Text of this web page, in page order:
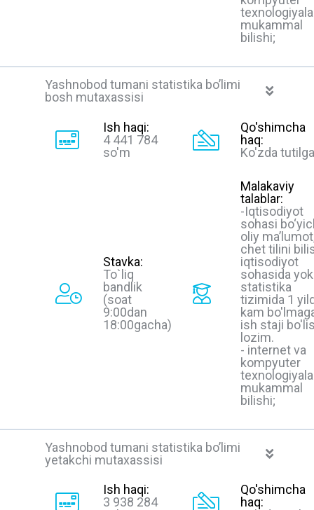
mukammal
bilishi;
Yashnobod tumani statistika bo’limi
bosh mutaxassisi
Ish haqi:
4 441 784
so'm
Qo'shimcha
haq:
Ko'zda
Stavka:
To`liq
bandlik
(soat
9:00dan
18:00gacha)
Malakaviy
talablar:
-Iqtisodiyot
sohasi
oliy
chet tilini
iqtisodiyot
sohasida
statistika
tizimida 1
kam
ish staji
lozim.
- internet va
kompyuter
mukammal
bilishi;
Yashnobod tumani statistika bo’limi
yetakchi mutaxassisi
Ish haqi:
3 938 284
Qo'shimcha
haq: